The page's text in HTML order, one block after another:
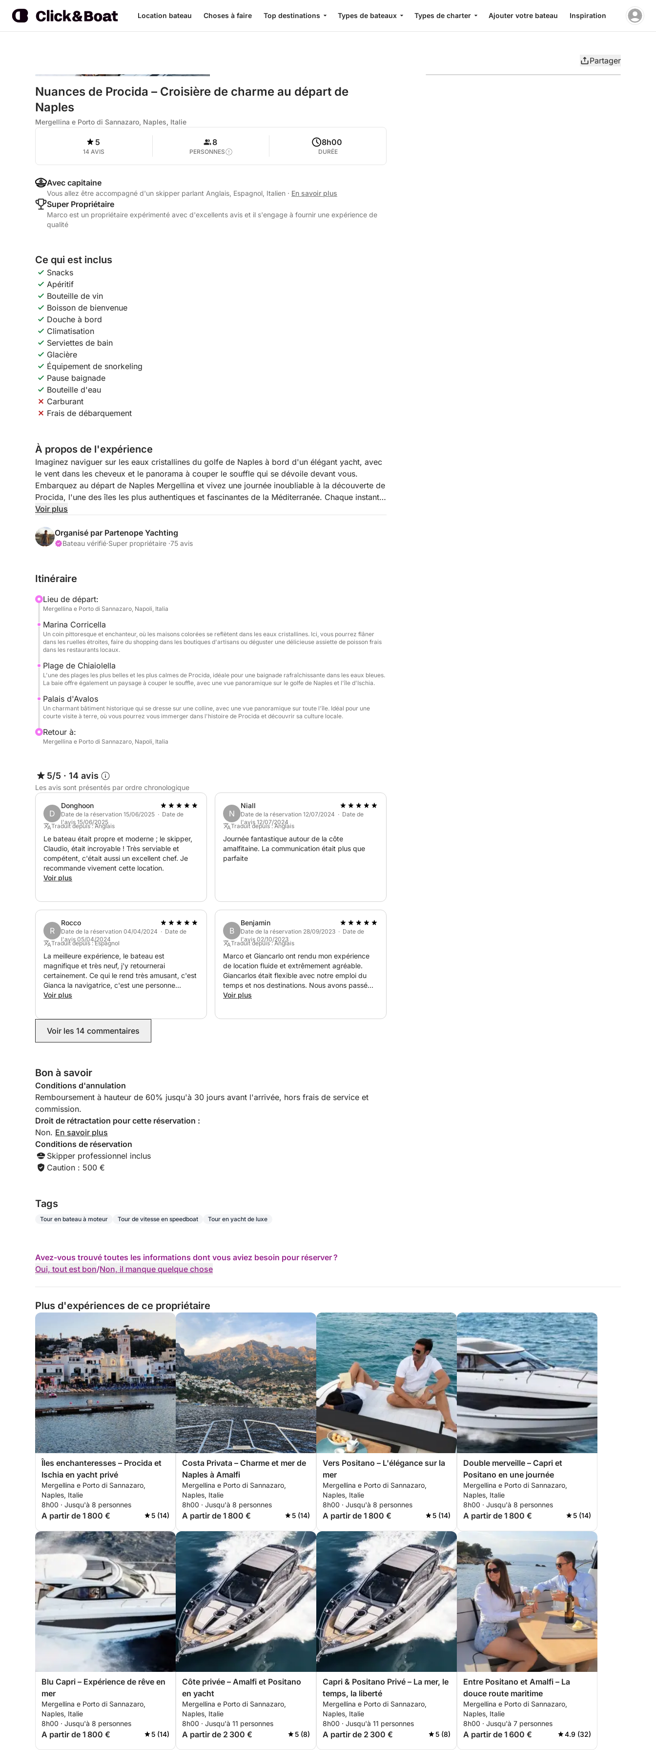
Location bateau Choses à faire Top destinations Types de bateaux Types de charter Ajouter votre bateau Inspiration
Partager
Nuances de Procida – Croisière de charme au départ de
Naples
Mergellina e Porto di Sannazaro, Naples, Italie
5
14 AVIS
8
PERSONNES
8h00
DURÉE
Avec capitaine
Vous allez être accompagné d'un skipper parlant Anglais, Espagnol, Italien · En savoir plus
Super Propriétaire
Marco est un propriétaire expérimenté avec d'excellents avis et il s'engage à fournir une expérience de
qualité
Ce qui est inclus
Snacks
Apéritif
Bouteille de vin
Boisson de bienvenue
Douche à bord
Climatisation
Serviettes de bain
Glacière
Équipement de snorkeling
Pause baignade
Bouteille d'eau
Carburant
Frais de débarquement
À propos de l'expérience
Imaginez naviguer sur les eaux cristallines du golfe de Naples à bord d'un élégant yacht, avec
le vent dans les cheveux et le panorama à couper le souffle qui se dévoile devant vous.
Embarquez au départ de Naples Mergellina et vivez une journée inoubliable à la découverte de
Procida, l'une des îles les plus authentiques et fascinantes de la Méditerranée. Chaque instant
de cette visite vous fera vous sentir comme le protagoniste d'une véritable aventure, loin de la
À bord du Jeanneau Leader 36 2022, un bateau lounge de 11,5 mètres alliant confort et
arriverons à Procida, où vous pourrez explorer ses rues colorées caractéristiques, vous
poisson frais. Vous aurez également le temps de nager dans les eaux claires et de vous
détendre dans un confort maximal, en sirotant peut-être un apéritif à bord pendant que le soleil
se couche lentement sur la mer.
Ce qui rend cette excursion unique, c'est la qualité du navire et l'intimité de l'expérience.
Contrairement aux circuits les plus fréquentés, c'est l'occasion de découvrir la mer en toute
tranquillité, avec un service personnalisé et un environnement exclusif. Le Jeanneau Leader 36
est le bateau parfait pour une telle excursion : de grands espaces extérieurs, des intérieurs
climatisés et une atmosphère de luxe et de confort qui vous feront vous sentir comme chez
vous. L'équipage expert sera à votre disposition pour tous vos besoins, vous faisant vivre une
expérience sans stress et relaxante.
Voir plus
Organisé par Partenope Yachting
Bateau vérifié·Super propriétaire ·75 avis
Itinéraire
Lieu de départ:
Mergellina e Porto di Sannazaro, Napoli, Italia
Marina Corricella
Un coin pittoresque et enchanteur, où les maisons colorées se reflètent dans les eaux cristallines. Ici, vous pourrez flâner
dans les ruelles étroites, faire du shopping dans les boutiques d'artisans ou déguster une délicieuse assiette de poisson frais
dans les restaurants locaux.
Plage de Chiaiolella
L'une des plages les plus belles et les plus calmes de Procida, idéale pour une baignade rafraîchissante dans les eaux bleues.
La baie offre également un paysage à couper le souffle, avec une vue panoramique sur le golfe de Naples et l'île d'Ischia.
Palais d'Avalos
Un charmant bâtiment historique qui se dresse sur une colline, avec une vue panoramique sur toute l'île. Idéal pour une
courte visite à terre, où vous pourrez vous immerger dans l'histoire de Procida et découvrir sa culture locale.
Retour à:
Mergellina e Porto di Sannazaro, Napoli, Italia
5/5 · 14 avis
Les avis sont présentés par ordre chronologique
D
Donghoon
Date de la réservation 15/06/2025 · Date de
l'avis 15/06/2025
Traduit depuis : Anglais
Le bateau était propre et moderne ; le skipper,
Claudio, était incroyable ! Très serviable et
compétent, c'était aussi un excellent chef. Je
recommande vivement cette location.
Voir plus
N
Niall
Date de la réservation 12/07/2024 · Date de
l'avis 12/07/2024
Traduit depuis : Anglais
Journée fantastique autour de la côte
amalfitaine. La communication était plus que
parfaite
R
Rocco
Date de la réservation 04/04/2024 · Date de
l'avis 05/04/2024
Traduit depuis : Espagnol
La meilleure expérience, le bateau est
magnifique et très neuf, j'y retournerai
certainement. Ce qui le rend très amusant, c'est
Gianca la navigatrice, c'est une personne
excellente, très sympathique, bonne
Voir plus
B
Benjamin
Date de la réservation 28/09/2023 · Date de
l'avis 02/10/2023
Traduit depuis : Anglais
Marco et Giancarlo ont rendu mon expérience
de location fluide et extrêmement agréable.
Giancarlos était flexible avec notre emploi du
temps et nos destinations. Nous avons passé
une excellente journée à naviguer autour de
Voir plus
Voir les 14 commentaires
Bon à savoir
Conditions d'annulation
Remboursement à hauteur de 60% jusqu'à 30 jours avant l'arrivée, hors frais de service et
commission.
Droit de rétractation pour cette réservation :
Non. En savoir plus
Conditions de réservation
Skipper professionnel inclus
Caution : 500 €
Tags
Tour en bateau à moteur Tour de vitesse en speedboat Tour en yacht de luxe
Avez-vous trouvé toutes les informations dont vous aviez besoin pour réserver ?
Oui, tout est bon/Non, il manque quelque chose
Plus d'expériences de ce propriétaire
Îles enchanteresses – Procida et
Ischia en yacht privé
Mergellina e Porto di Sannazaro,
Naples, Italie
8h00 · Jusqu'à 8 personnes
A partir de 1 800 € 5 (14)
Costa Privata – Charme et mer de
Naples à Amalfi
Mergellina e Porto di Sannazaro,
Naples, Italie
8h00 · Jusqu'à 8 personnes
A partir de 1 800 € 5 (14)
Vers Positano – L'élégance sur la
mer
Mergellina e Porto di Sannazaro,
Naples, Italie
8h00 · Jusqu'à 8 personnes
A partir de 1 800 € 5 (14)
Double merveille – Capri et
Positano en une journée
Mergellina e Porto di Sannazaro,
Naples, Italie
8h00 · Jusqu'à 8 personnes
A partir de 1 800 € 5 (14)
Blu Capri – Expérience de rêve en
mer
Mergellina e Porto di Sannazaro,
Naples, Italie
8h00 · Jusqu'à 8 personnes
A partir de 1 800 € 5 (14)
Côte privée – Amalfi et Positano
en yacht
Mergellina e Porto di Sannazaro,
Naples, Italie
8h00 · Jusqu'à 11 personnes
A partir de 2 300 € 5 (8)
Capri & Positano Privé – La mer, le
temps, la liberté
Mergellina e Porto di Sannazaro,
Naples, Italie
8h00 · Jusqu'à 11 personnes
A partir de 2 300 € 5 (8)
Entre Positano et Amalfi – La
douce route maritime
Mergellina e Porto di Sannazaro,
Naples, Italie
8h00 · Jusqu'à 7 personnes
A partir de 1 600 € 4.9 (32)